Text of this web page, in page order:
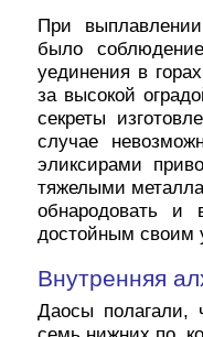
При
было
уединения в
за высокой
секреты
случае
эликсирами
тяжелыми
обнародовать и
достойным своим
Внутренняя
Даосы полагали,